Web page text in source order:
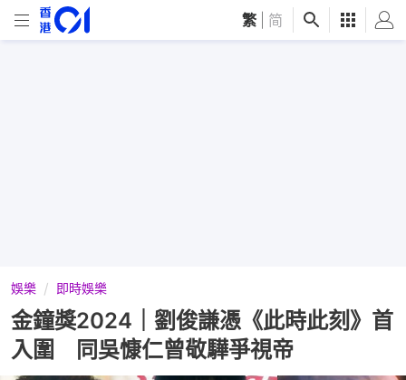
繁 简
娛樂 即時娛樂
金鐘獎2024｜劉俊謙憑《此時此刻》首
入圍 同吳慷仁曾敬驊爭視帝